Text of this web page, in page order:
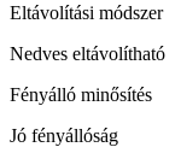
Eltávolítási módszer
Nedves eltávolítható
Fényálló minősítés
Jó fényállóság